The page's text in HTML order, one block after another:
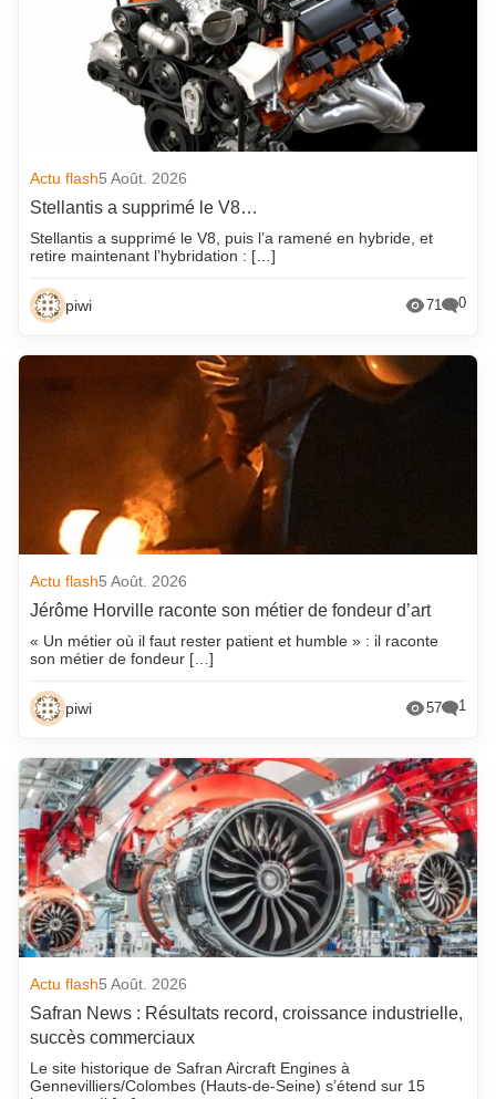
Actu flash5 Août. 2026
Stellantis a supprimé le V8…
Stellantis a supprimé le V8, puis l’a ramené en hybride, et
retire maintenant l’hybridation : […]
piwi 71 0
Actu flash5 Août. 2026
Jérôme Horville raconte son métier de fondeur d’art
« Un métier où il faut rester patient et humble » : il raconte
son métier de fondeur […]
piwi 57 1
Actu flash5 Août. 2026
Safran News : Résultats record, croissance industrielle,
succès commerciaux
Le site historique de Safran Aircraft Engines à
Gennevilliers/Colombes (Hauts-de-Seine) s’étend sur 15